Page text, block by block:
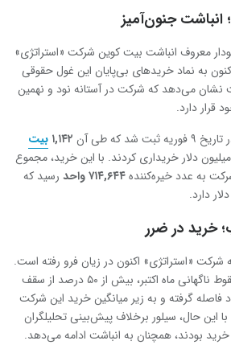
انباشت جنون‌آمیز
معروف انباشت بیت ‌کوین شرکت «استراتژی»
به نماد خریدهای بی‌پایان این غول حقوقی
می‌دهد که شرکت در آستانه نود و نهمین
قرار دارد.
که طی آن
۱,۱۴۲ بیت
به ارزش بیش از ۹۰ میلیون دلار خریداری کردند. با این خرید، مجموع
به عدد خیره‌کننده۷۱۴,۶۴۴ واحد
رسید که
خرید در ضرر
شرکت «استراتژی» اکنون در زیان فرو رفته است.
قیمت بیت‌ کوین پس از سقوط ناگهانی ماه اکتبر، بیش از ۵۰ درصد از سقف
خود فاصله گرفته و به زیر میانگین خرید این شرکت
این حال، سیلور برخلاف پیش‌بینی تحلیلگران
بودند، همچنان به انباشت ادامه می‌دهد.